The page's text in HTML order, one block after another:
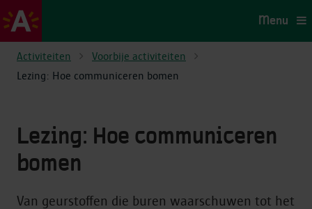
Menu
Activiteiten
Voorbije activiteiten
Lezing: Hoe communiceren bomen
Lezing: Hoe communiceren
bomen
Van geurstoffen die buren waarschuwen tot het